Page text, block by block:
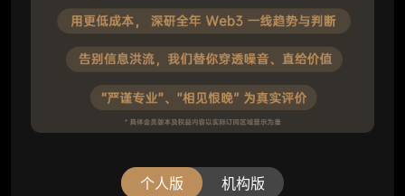
个人版 机构版